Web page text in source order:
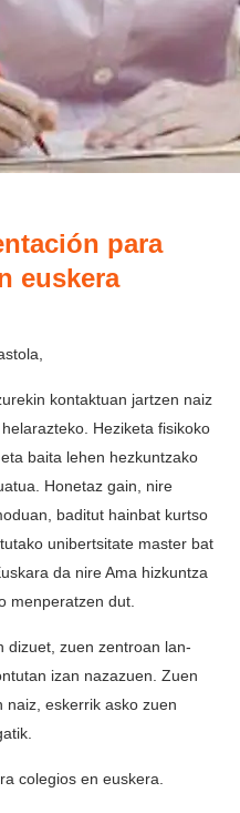
para
euskera
kontaktuan jartzen naiz
Heziketa fisikoko
baita lehen hezkuntzako
Honetaz gain, nire
baditut hainbat kurtso
unibertsitate master bat
da nire Ama hizkuntza
menperatzen dut.
dizuet, zuen zentroan lan-
izan nazazuen. Zuen
naiz, eskerrik asko zuen
colegios en euskera.